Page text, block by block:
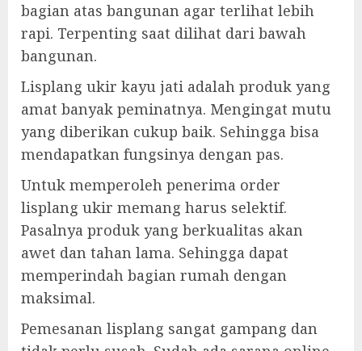
bagian atas bangunan agar terlihat lebih
rapi. Terpenting saat dilihat dari bawah
bangunan.
Lisplang ukir kayu jati adalah produk yang
amat banyak peminatnya. Mengingat mutu
yang diberikan cukup baik. Sehingga bisa
mendapatkan fungsinya dengan pas.
Untuk memperoleh penerima order
lisplang ukir memang harus selektif.
Pasalnya produk yang berkualitas akan
awet dan tahan lama. Sehingga dapat
memperindah bagian rumah dengan
maksimal.
Pemesanan lisplang sangat gampang dan